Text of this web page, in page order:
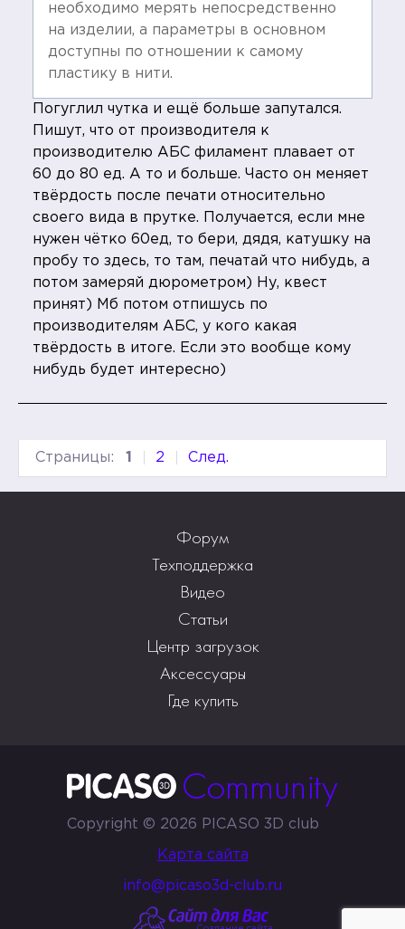
необходимо мерять непосредственно
на изделии, а параметры в основном
доступны по отношении к самому
пластику в нити.
Погуглил чутка и ещё больше запутался.
Пишут, что от производителя к
производителю АБС филамент плавает от
60 до 80 ед. А то и больше. Часто он меняет
твёрдость после печати относительно
своего вида в прутке. Получается, если мне
нужен чётко 60ед, то бери, дядя, катушку на
пробу то здесь, то там, печатай что нибудь, а
потом замеряй дюрометром) Ну, квест
принят) Мб потом отпишусь по
производителям АБС, у кого какая
твёрдость в итоге. Если это вообще кому
нибудь будет интересно)
Страницы: 1 2 След.
Форум
Техподдержка
Видео
Статьи
Центр загрузок
Аксессуары
Где купить
Copyright © 2026 PICASO 3D club
Карта сайта
info@picaso3d-club.ru